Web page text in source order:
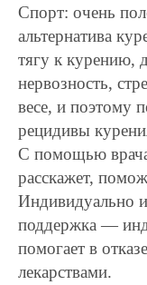
Спорт: очень
альтернатива
тягу к курению,
нервозность,
весе, и поэтому
рецидивы
С помощью
расскажет,
Индивидуально
поддержка —
помогает в
лекарствами.